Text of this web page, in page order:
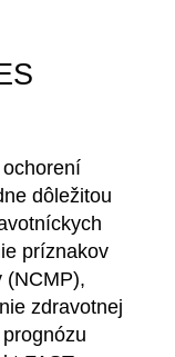
dôležitou
príznakov
(NCMP),
zdravotnej